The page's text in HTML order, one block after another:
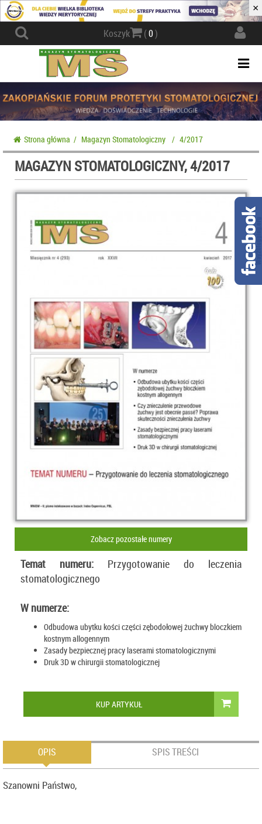
×
Koszyk (0)
Strona główna / Magazyn Stomatologiczny / 4/2017
MAGAZYN STOMATOLOGICZNY, 4/2017
Zobacz pozostałe numery
Temat numeru: Przygotowanie do leczenia
stomatologicznego
W numerze:
Odbudowa ubytku kości części zębodołowej żuchwy bloczkiem
kostnym allogennym
Zasady bezpiecznej pracy laserami stomatologicznymi
Druk 3D w chirurgii stomatologicznej
KUP ARTYKUŁ
OPIS SPIS TREŚCI
Szanowni Państwo,